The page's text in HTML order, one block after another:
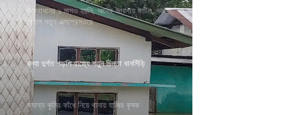
উদ্বোধনের ১ মাসও হয়নি, অনেক জায়গায় ফাটল, ভাঙন,
বেহাল নতুন এক্সপ্রেসওয়ে
বন্যা দুর্গত পড়শি রাজ্যে নতুন চিন্তা ধানসিঁড়ি
জ্যান্ত কুমির কাঁধে নিয়ে থানায় হাজির কৃষক